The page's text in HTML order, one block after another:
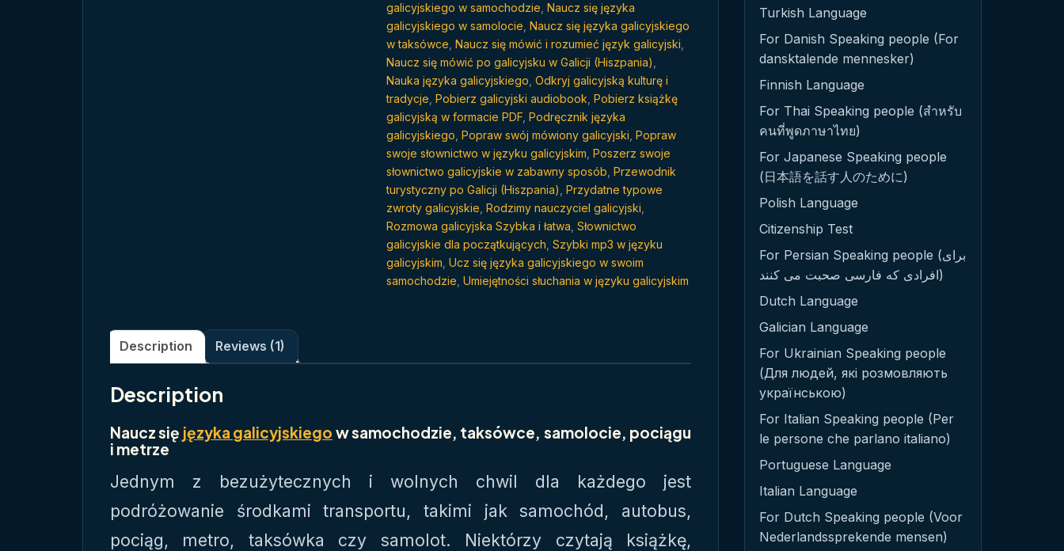
galicyjskiego w samochodzie Naucz się języka
galicyjskiego w samolocie Naucz się języka galicyjskiego
w taksówce Naucz się mówić i rozumieć język galicyjski
Naucz się mówić po galicyjsku w Galicji (Hiszpania)
Nauka języka galicyjskiego Odkryj galicyjską kulturę i
tradycje Pobierz galicyjski audiobook Pobierz książkę
galicyjską w formacie PDF Podręcznik języka
galicyjskiego Popraw swój mówiony galicyjski Popraw
swoje słownictwo w języku galicyjskim Poszerz swoje
słownictwo galicyjskie w zabawny sposób Przewodnik
turystyczny po Galicji (Hiszpania) Przydatne typowe
zwroty galicyjskie Rodzimy nauczyciel galicyjski
Rozmowa galicyjska Szybka i łatwa Słownictwo
galicyjskie dla początkujących Szybki mp3 w języku
galicyjskim Ucz się języka galicyjskiego w swoim
samochodzie Umiejętności słuchania w języku galicyjskim
Description Reviews (1)
Description
Naucz się języka galicyjskiego w samochodzie, taksówce, samolocie, pociągu
i metrze
Jednym z bezużytecznych i wolnych chwil dla każdego jest
podróżowanie środkami transportu, takimi jak samochód, autobus,
pociąg, metro, taksówka czy samolot. Niektórzy czytają książkę,
Turkish Language
For Danish Speaking people (For
dansktalende mennesker)
Finnish Language
For Thai Speaking people (สำหรับ
คนที่พูดภาษาไทย)
For Japanese Speaking people
(日本語を話す人のために)
Polish Language
Citizenship Test
For Persian Speaking people (برای
افرادی که فارسی صحبت می کنند)
Dutch Language
Galician Language
For Ukrainian Speaking people
(Для людей, які розмовляють
українською)
For Italian Speaking people (Per
le persone che parlano italiano)
Portuguese Language
Italian Language
For Dutch Speaking people (Voor
Nederlandssprekende mensen)